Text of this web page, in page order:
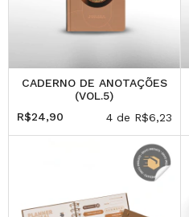
CADERNO DE ANOTAÇÕES
(VOL.5)
R$24,90
4 de R$6,23